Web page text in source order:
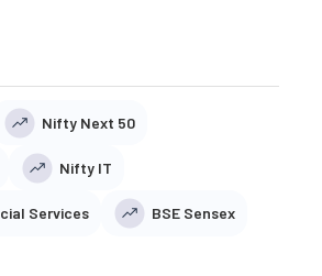
Nifty Next 50
Nifty IT
Services BSE Sensex